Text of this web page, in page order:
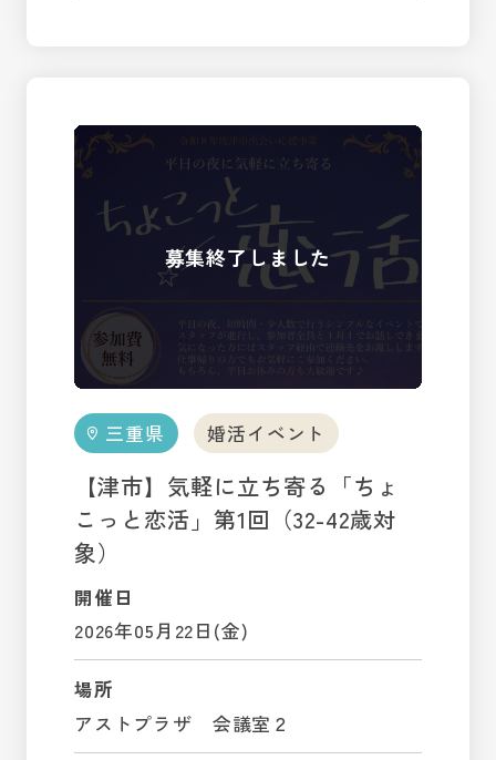
三重県 婚活イベント
【津市】気軽に立ち寄る「ちょ
こっと恋活」第1回（32-42歳対
象）
開催日
2026年05月22日(金)
場所
アストプラザ 会議室２